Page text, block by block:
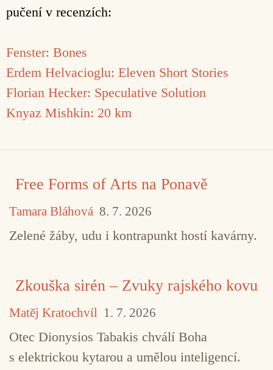
pučení v recenzích:
Fenster: Bones
Erdem Helvacioglu: Eleven Short Stories
Florian Hecker: Speculative Solution
Knyaz Mishkin: 20 km
Free Forms of Arts na Ponavě
Tamara Bláhová 8. 7. 2026
Zelené žáby, udu i kontrapunkt hostí kavárny.
Zkouška sirén – Zvuky rajského kovu
Matěj Kratochvíl 1. 7. 2026
Otec Dionysios Tabakis chválí Boha
s elektrickou kytarou a umělou inteligencí.